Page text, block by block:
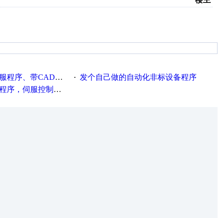
序、带CAD电路图 ·
发个自己做的自动化非标设备程序
警，注释详细，看的懂，学得快！